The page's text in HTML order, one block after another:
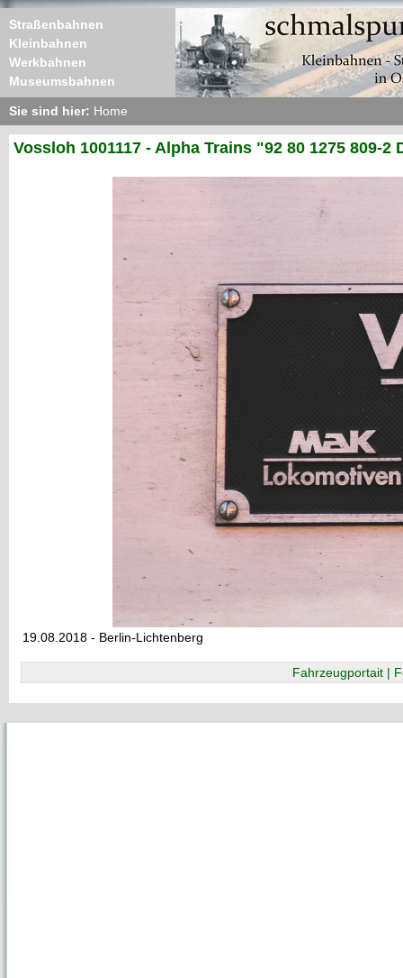
Straßenbahnen
Kleinbahnen
Werkbahnen
Museumsbahnen
Sie sind hier: Home
Vossloh 1001117 - Alpha Trains "92 80 1275 809-2
19.08.2018 - Berlin-Lichtenberg
Fahrzeugportait |